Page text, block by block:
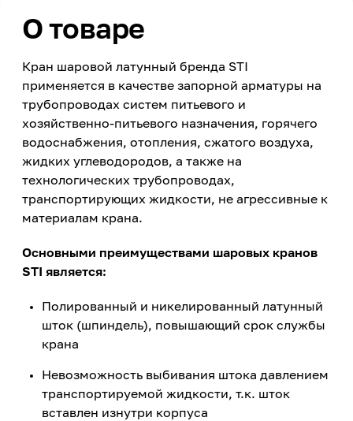
О товаре
Кран шаровой латунный бренда STI
применяется в качестве запорной арматуры на
трубопроводах систем питьевого и
хозяйственно-питьевого назначения, горячего
водоснабжения, отопления, сжатого воздуха,
жидких углеводородов, а также на
технологических трубопроводах,
транспортирующих жидкости, не агрессивные к
материалам крана.
Основными преимуществами шаровых кранов
STI является:
Полированный и никелированный латунный
шток (шпиндель), повышающий срок службы
крана
Невозможность выбивания штока давлением
транспортируемой жидкости, т.к. шток
вставлен изнутри корпуса